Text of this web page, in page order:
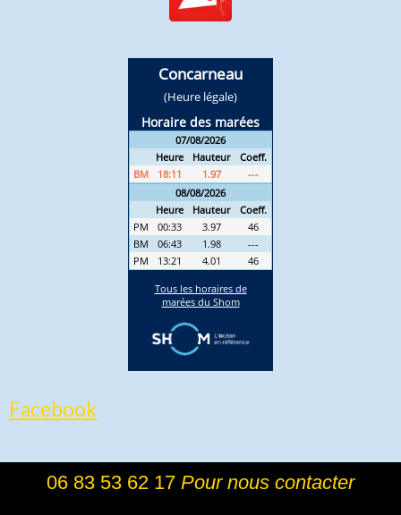
Facebook
06 83 53 62 17 Pour nous contacter